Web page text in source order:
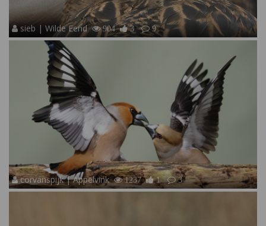
sieb | Wilde Eend 904 3 9
corvanspijk | Appelvink 1237 1 3